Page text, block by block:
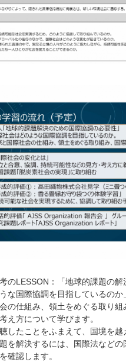
のLESSON：「地球的課題の解
な国際協調を目指しているのか」
の仕組み、領土をめぐる取り
え方について学びます。
したことをふまえて、国境を越
を解決するには、国際法など
確認します。